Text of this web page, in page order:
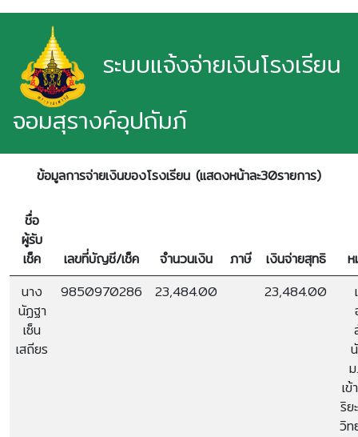
ระบบแจ้งจ่ายเงินโรงเรียน
จอมสุรางค์อุปถัมภ์
ข้อมูลการจ่ายเงินของโรงเรียน (แสดงหน้าละ30รายการ)
ชื่อ
ผู้รับ
เช็ค
เลขที่บัญชี/เช็ค จำนวนเงิน ภาษี เงินจ่ายสุทธิ
ห
นาง
นัฏฐา
เซ็น
เสถียร
9850970286 23,484.00 23,484.00
เ
ริย
วิท